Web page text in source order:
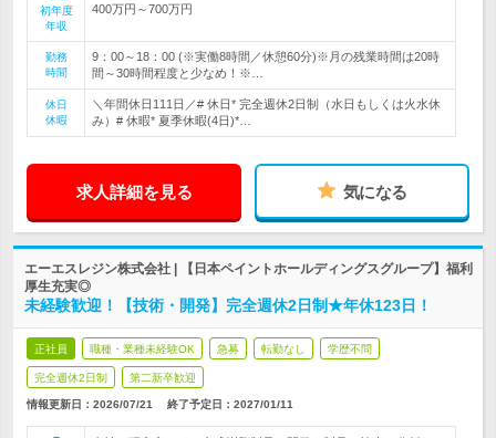
初年度
年収
400万円～700万円
勤務
時間
9：00～18：00 (※実働8時間／休憩60分)※月の残業時間は20時
間～30時間程度と少なめ！※…
休日
休暇
＼年間休日111日／# 休日* 完全週休2日制（水日もしくは火水休
み）# 休暇* 夏季休暇(4日)*…
求人詳細を見る 気になる
エーエスレジン株式会社 | 【日本ペイントホールディングスグループ】福利
厚生充実◎
未経験歓迎！【技術・開発】完全週休2日制★年休123日！
正社員 職種・業種未経験OK 急募 転勤なし 学歴不問
完全週休2日制 第二新卒歓迎
情報更新日：2026/07/21 終了予定日： 2027/01/11